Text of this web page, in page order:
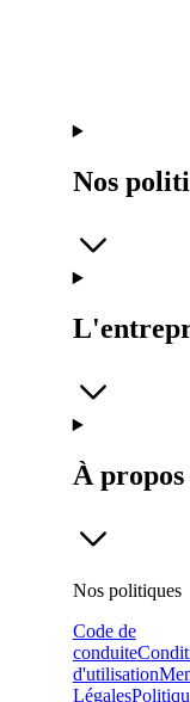
Nos
À propos
Nos politiques
Code de
conduite
d'utilisation
Légales